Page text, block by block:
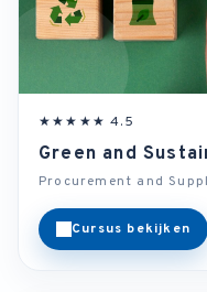
★★★★★ 4.5
Green and
Procurement and
Cursus bekijken